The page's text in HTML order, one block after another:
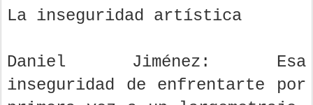
La inseguridad artística
Daniel Jiménez: Esa
inseguridad de enfrentarte por